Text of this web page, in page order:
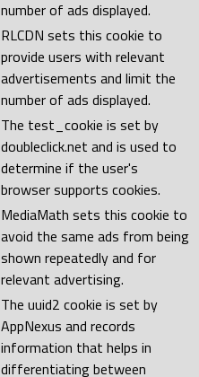
number of ads displayed.
RLCDN sets this cookie to
provide users with relevant
advertisements and limit the
number of ads displayed.
The test_cookie is set by
doubleclick.net and is used to
determine if the user's
browser supports cookies.
MediaMath sets this cookie to
avoid the same ads from being
shown repeatedly and for
relevant advertising.
The uuid2 cookie is set by
AppNexus and records
information that helps in
differentiating between